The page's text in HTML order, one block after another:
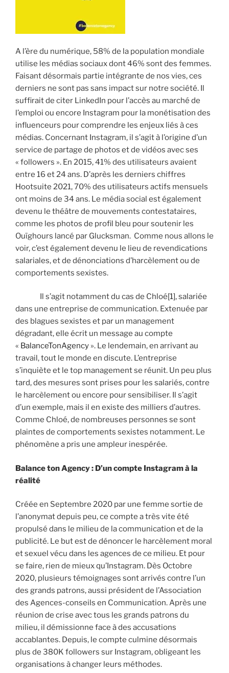
A l’ère du numérique, 58% de la population mondiale
utilise les médias sociaux dont 46% sont des femmes.
Faisant désormais partie intégrante de nos vies, ces
derniers ne sont pas sans impact sur notre société. Il
suffirait de citer LinkedIn pour l’accès au marché de
l’emploi ou encore Instagram pour la monétisation des
influenceurs pour comprendre les enjeux liés à ces
médias. Concernant Instagram, il s’agit à l’origine d’un
service de partage de photos et de vidéos avec ses
« followers ». En 2015, 41% des utilisateurs avaient
entre 16 et 24 ans. D’après les derniers chiffres
Hootsuite 2021, 70% des utilisateurs actifs mensuels
ont moins de 34 ans. Le média social est également
devenu le théâtre de mouvements contestataires,
comme les photos de profil bleu pour soutenir les
Ouïghours lancé par Glucksman. Comme nous allons le
voir, c’est également devenu le lieu de revendications
salariales, et de dénonciations d’harcèlement ou de
comportements sexistes.
Il s’agit notamment du cas de Chloé[1], salariée
dans une entreprise de communication. Extenuée par
des blagues sexistes et par un management
dégradant, elle écrit un message au compte
« BalanceTonAgency ». Le lendemain, en arrivant au
travail, tout le monde en discute. L’entreprise
s’inquiète et le top management se réunit. Un peu plus
tard, des mesures sont prises pour les salariés, contre
le harcèlement ou encore pour sensibiliser. Il s’agit
d’un exemple, mais il en existe des milliers d’autres.
Comme Chloé, de nombreuses personnes se sont
plaintes de comportements sexistes notamment. Le
phénomène a pris une ampleur inespérée.
Balance ton Agency : D’un compte Instagram à la
réalité
Créée en Septembre 2020 par une femme sortie de
l’anonymat depuis peu, ce compte a très vite été
propulsé dans le milieu de la communication et de la
publicité. Le but est de dénoncer le harcèlement moral
et sexuel vécu dans les agences de ce milieu. Et pour
se faire, rien de mieux qu’Instagram. Dès Octobre
2020, plusieurs témoignages sont arrivés contre l’un
des grands patrons, aussi président de l’Association
des Agences-conseils en Communication. Après une
réunion de crise avec tous les grands patrons du
milieu, il démissionne face à des accusations
accablantes. Depuis, le compte culmine désormais
plus de 380K followers sur Instagram, obligeant les
organisations à changer leurs méthodes.